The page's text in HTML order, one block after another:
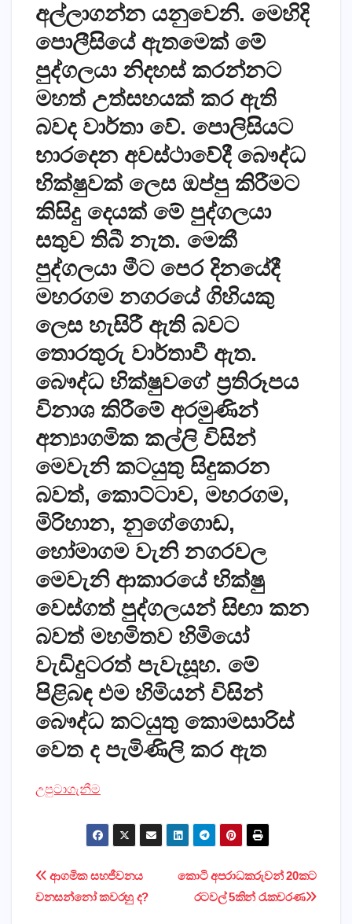
අල්ලාගන්න යනුවෙනි. මෙහිදි
පොලීසියේ ඇතමෙක් මේ
පුද්ගලයා නිදහස් කරන්නට
මහත් උත්සහයක් කර ඇති
බවද වාර්තා වේ. පොලිසියට
භාරදෙන අවස්‌ථාවේදී බෞද්ධ
භික්‌ෂුවක්‌ ලෙස ඔප්පු කිරීමට
කිසිදු දෙයක්‌ මේ පුද්ගලයා
සතුව තිබී නැත. මෙකී
පුද්ගලයා මීට පෙර දිනයේදී
මහරගම නගරයේ ගිහියකු
ලෙස හැසිරී ඇති බවට
තොරතුරු වාර්තාවී ඇත.
බෞද්ධ භික්‌ෂුවගේ ප්‍රතිරූපය
විනාශ කිරීමේ අරමුණින්
අන්‍යාගමික කල්ලි විසින්
මෙවැනි කටයුතු සිදුකරන
බවත්, කොට්‌ටාව, මහරගම,
මිරිහාන, නුගේගොඩ,
හෝමාගම වැනි නගරවල
මෙවැනි ආකාරයේ භික්‌ෂු
වෙස්‌ගත් පුද්ගලයන් සිඟා කන
බවත් මහමිතව හිමියෝ
වැඩිදුටරත් පැවැසූහ. මේ
පිළිබඳ එම හිමියන් විසින්
බෞද්ධ කටයුතු කොමසාරිස්‌
වෙත ද පැමිණිලි කර ඇත
උපුටාගැනීම
Post
navigation
කොටි අපරාධකරුවන් 20කට
රටවල් 5කින් රැකවරණ
ආගමික සහජීවනය
වනසන්නෝ කවරහු ද?